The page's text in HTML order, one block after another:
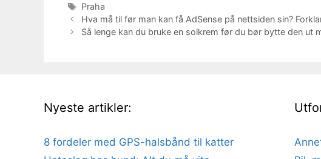
Stikkord
Praha
Hva må til før man kan få AdSense på nettsiden sin?
Så lenge kan du bruke en solkrem før du bør bytte den ut
Nyeste artikler:
8 fordeler med GPS-halsbånd til katter